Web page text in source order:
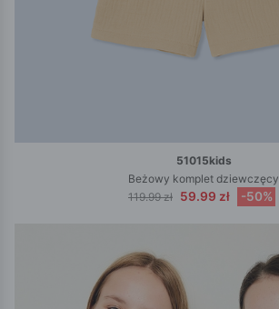
51015kids
Beżowy komplet dziewczęcy
119.99 zł 59.99 zł -50%